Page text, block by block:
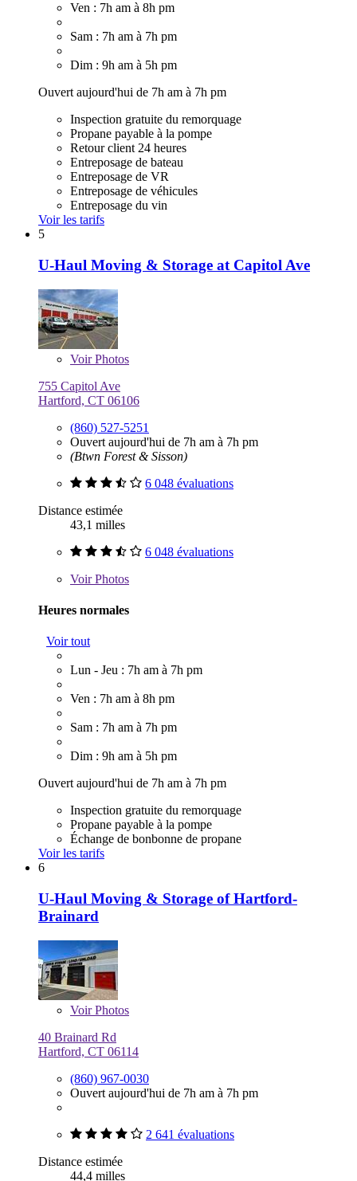
Ven : 7h am à 8h pm
Sam : 7h am à 7h pm
Dim : 9h am à 5h pm
Ouvert aujourd'hui de 7h am à 7h pm
Inspection gratuite du remorquage
Propane payable à la pompe
Retour client 24 heures
Entreposage de bateau
Entreposage de VR
Entreposage de véhicules
Entreposage du vin
Voir les tarifs
5
U-Haul Moving & Storage at Capitol Ave
VoirPhotos
755 Capitol Ave
Hartford, CT 06106
(860) 527-5251
Ouvert aujourd'hui de 7h am à 7h pm
(Btwn Forest & Sisson)
6 048 évaluations
Distance estimée
43,1 milles
6 048 évaluations
VoirPhotos
Heures normales
Voir tout
Lun - Jeu : 7h am à 7h pm
Ven : 7h am à 8h pm
Sam : 7h am à 7h pm
Dim : 9h am à 5h pm
Ouvert aujourd'hui de 7h am à 7h pm
Inspection gratuite du remorquage
Propane payable à la pompe
Échange de bonbonne de propane
Voir les tarifs
6
U-Haul Moving & Storage of Hartford-
Brainard
VoirPhotos
40 Brainard Rd
Hartford, CT 06114
(860) 967-0030
Ouvert aujourd'hui de 7h am à 7h pm
2 641 évaluations
Distance estimée
44,4 milles